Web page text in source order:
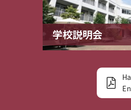
学校説明会